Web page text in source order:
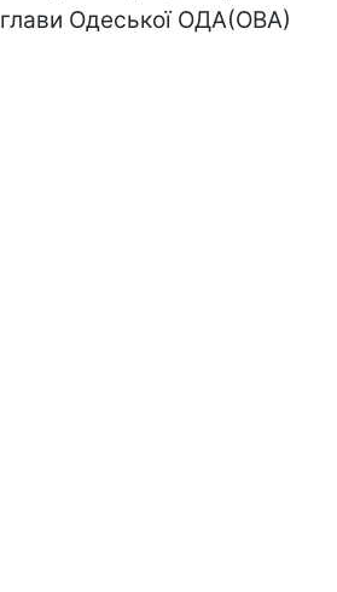
глави Одеської ОДА(ОВА)